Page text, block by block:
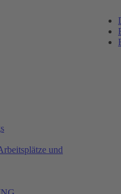
und